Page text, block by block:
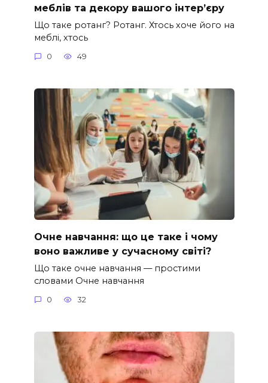
меблів та декору вашого інтер’єру
Що таке ротанг? Ротанг. Хтось хоче його на
меблі, хтось
0 49
Очне навчання: що це таке і чому
воно важливе у сучасному світі?
Що таке очне навчання — простими
словами Очне навчання
0 32